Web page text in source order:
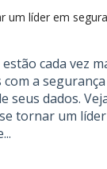
um líder em
cada vez
a segurança
seus dados.
tornar um